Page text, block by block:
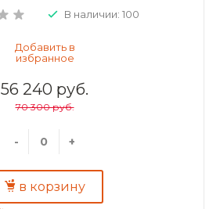
В наличии: 100
56 240 руб.
70 300 руб.
- +
в корзину